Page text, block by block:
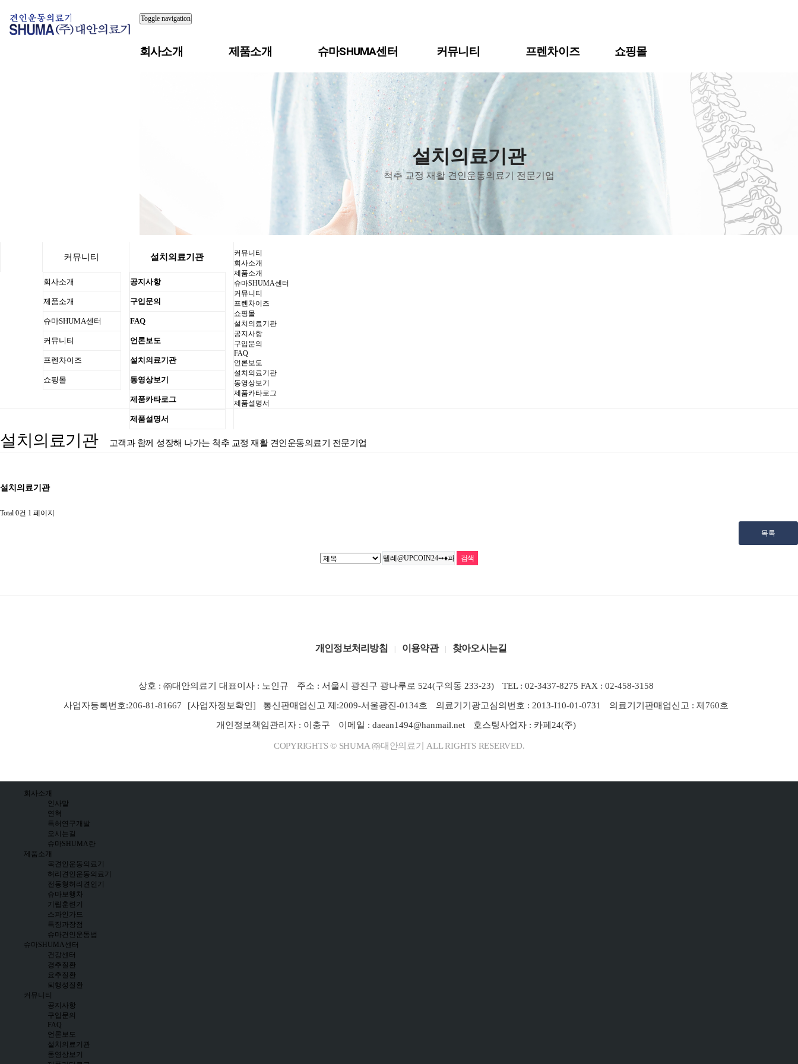
Toggle navigation
회사소개 제품소개 슈마SHUMA센터 커뮤니티 프렌차이즈 쇼핑몰
설치의료기관
척추 교정 재활 견인운동의료기 전문기업
커뮤니티
회사소개
제품소개
슈마SHUMA센터
커뮤니티
프렌차이즈
쇼핑몰
설치의료기관
공지사항
구입문의
FAQ
언론보도
설치의료기관
동영상보기
제품카타로그
제품설명서
커뮤니티
회사소개
제품소개
슈마SHUMA센터
커뮤니티
프렌차이즈
쇼핑몰
설치의료기관
공지사항
구입문의
FAQ
언론보도
설치의료기관
동영상보기
제품카타로그
제품설명서
설치의료기관 고객과 함께 성장해 나가는 척추 교정 재활 견인운동의료기 전문기업
설치의료기관
Total 0건 1 페이지
목록
개인정보처리방침 이용약관 찾아오시는길
상호 : ㈜대안의료기 대표이사 : 노인규 주소 : 서울시 광진구 광나루로 524(구의동 233-23) TEL : 02-3437-8275 FAX : 02-458-3158
사업자등록번호:206-81-81667 [사업자정보확인] 통신판매업신고 제:2009-서울광진-0134호 의료기기광고심의번호 : 2013-I10-01-0731 의료기기판매업신고 : 제760호
개인정보책임관리자 : 이충구 이메일 : daean1494@hanmail.net 호스팅사업자 : 카페24(주)
COPYRIGHTS © SHUMA ㈜대안의료기 ALL RIGHTS RESERVED.
회사소개
인사말
연혁
특허연구개발
오시는길
슈마SHUMA란
제품소개
목견인운동의료기
허리견인운동의료기
전동형허리견인기
슈마보행차
기립훈련기
스파인가드
특징과장점
슈마견인운동법
슈마SHUMA센터
건강센터
경추질환
요추질환
퇴행성질환
커뮤니티
공지사항
구입문의
FAQ
언론보도
설치의료기관
동영상보기